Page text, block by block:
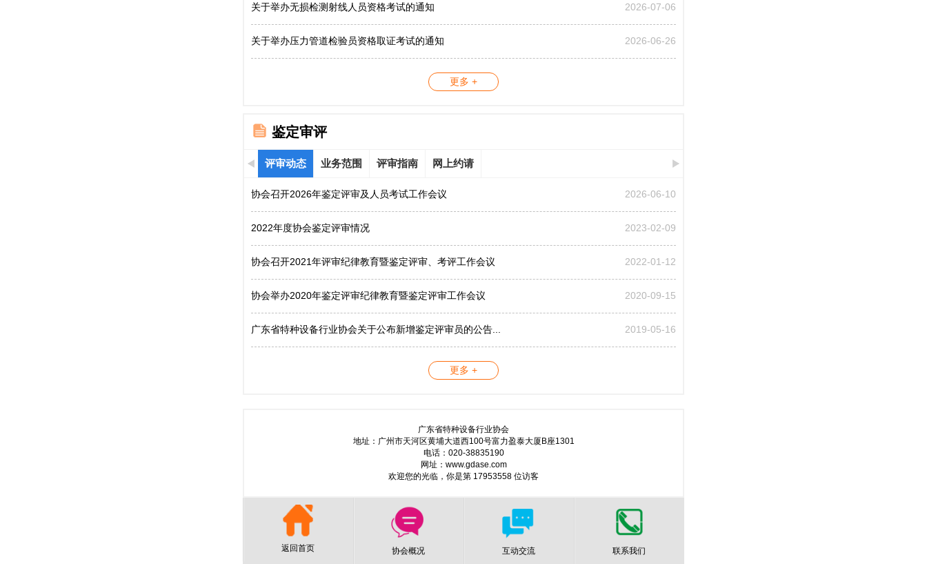
关于举办无损检测射线人员资格考试的通知 2026-07-06
关于举办压力管道检验员资格取证考试的通知 2026-06-26
更多 +
鉴定审评
评审动态 业务范围 评审指南 网上约请
协会召开2026年鉴定评审及人员考试工作会议 2026-06-10
2022年度协会鉴定评审情况 2023-02-09
协会召开2021年评审纪律教育暨鉴定评审、考评工作会议 2022-01-12
协会举办2020年鉴定评审纪律教育暨鉴定评审工作会议 2020-09-15
广东省特种设备行业协会关于公布新增鉴定评审员的公告... 2019-05-16
更多 +
广东省特种设备行业协会
地址：广州市天河区黄埔大道西100号富力盈泰大厦B座1301
电话：020-38835190
网址：www.gdase.com
欢迎您的光临，你是第 17953558 位访客
返回首页 协会概况 互动交流 联系我们